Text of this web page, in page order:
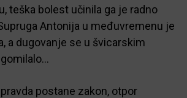
teška bolest učinila ga je radno
Antonija u međuvremenu je
a dugovanje se u švicarskim
postane zakon, otpor